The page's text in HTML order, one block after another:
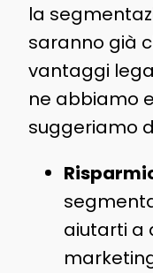
la
saranno già
vantaggi
ne abbiamo
suggeriamo
aiutarti a